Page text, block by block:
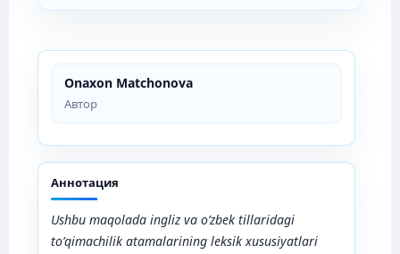
Onaxon Matchonova
Автор
Аннотация
Ushbu maqolada ingliz va o’zbek tillaridagi
to’qimachilik atamalarining leksik xususiyatlari